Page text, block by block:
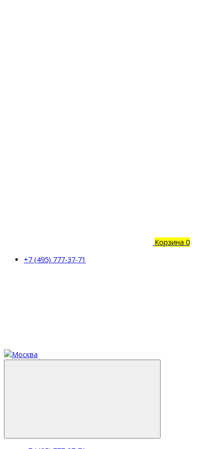
Корзина 0
+7 (495) 777-37-71